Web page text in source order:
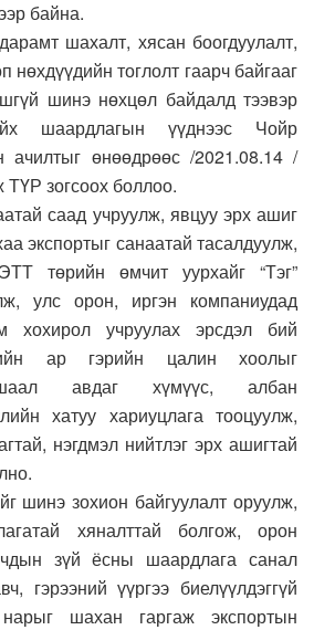
байна.
шахалт, хясан боогдуулалт,
нөхдүүдийн тоглолт гаарч байгааг
шинэ нөхцөл байдалд тээвэр
шаардлагын үүднээс Чойр
ачилтыг өнөөдрөөс /2021.08.14 /
зогсоох боллоо.
саад учруулж, явцуу эрх ашиг
экспортыг санаатай тасалдуулж,
төрийн өмчит уурхайг “Тэг”
улс орон, иргэн компаниудад
хохирол учруулах эрсдэл бий
ар гэрийн цалин хоолыг
авдаг хүмүүс, албан
хатуу хариуцлага тооцуулж,
нэгдмэл нийтлэг эрх ашигтай
шинэ зохион байгуулалт оруулж,
хяналттай болгож, орон
зүй ёсны шаардлага санал
гэрээний үүргээ биелүүлдэггүй
нарыг шахан гаргаж экспортын